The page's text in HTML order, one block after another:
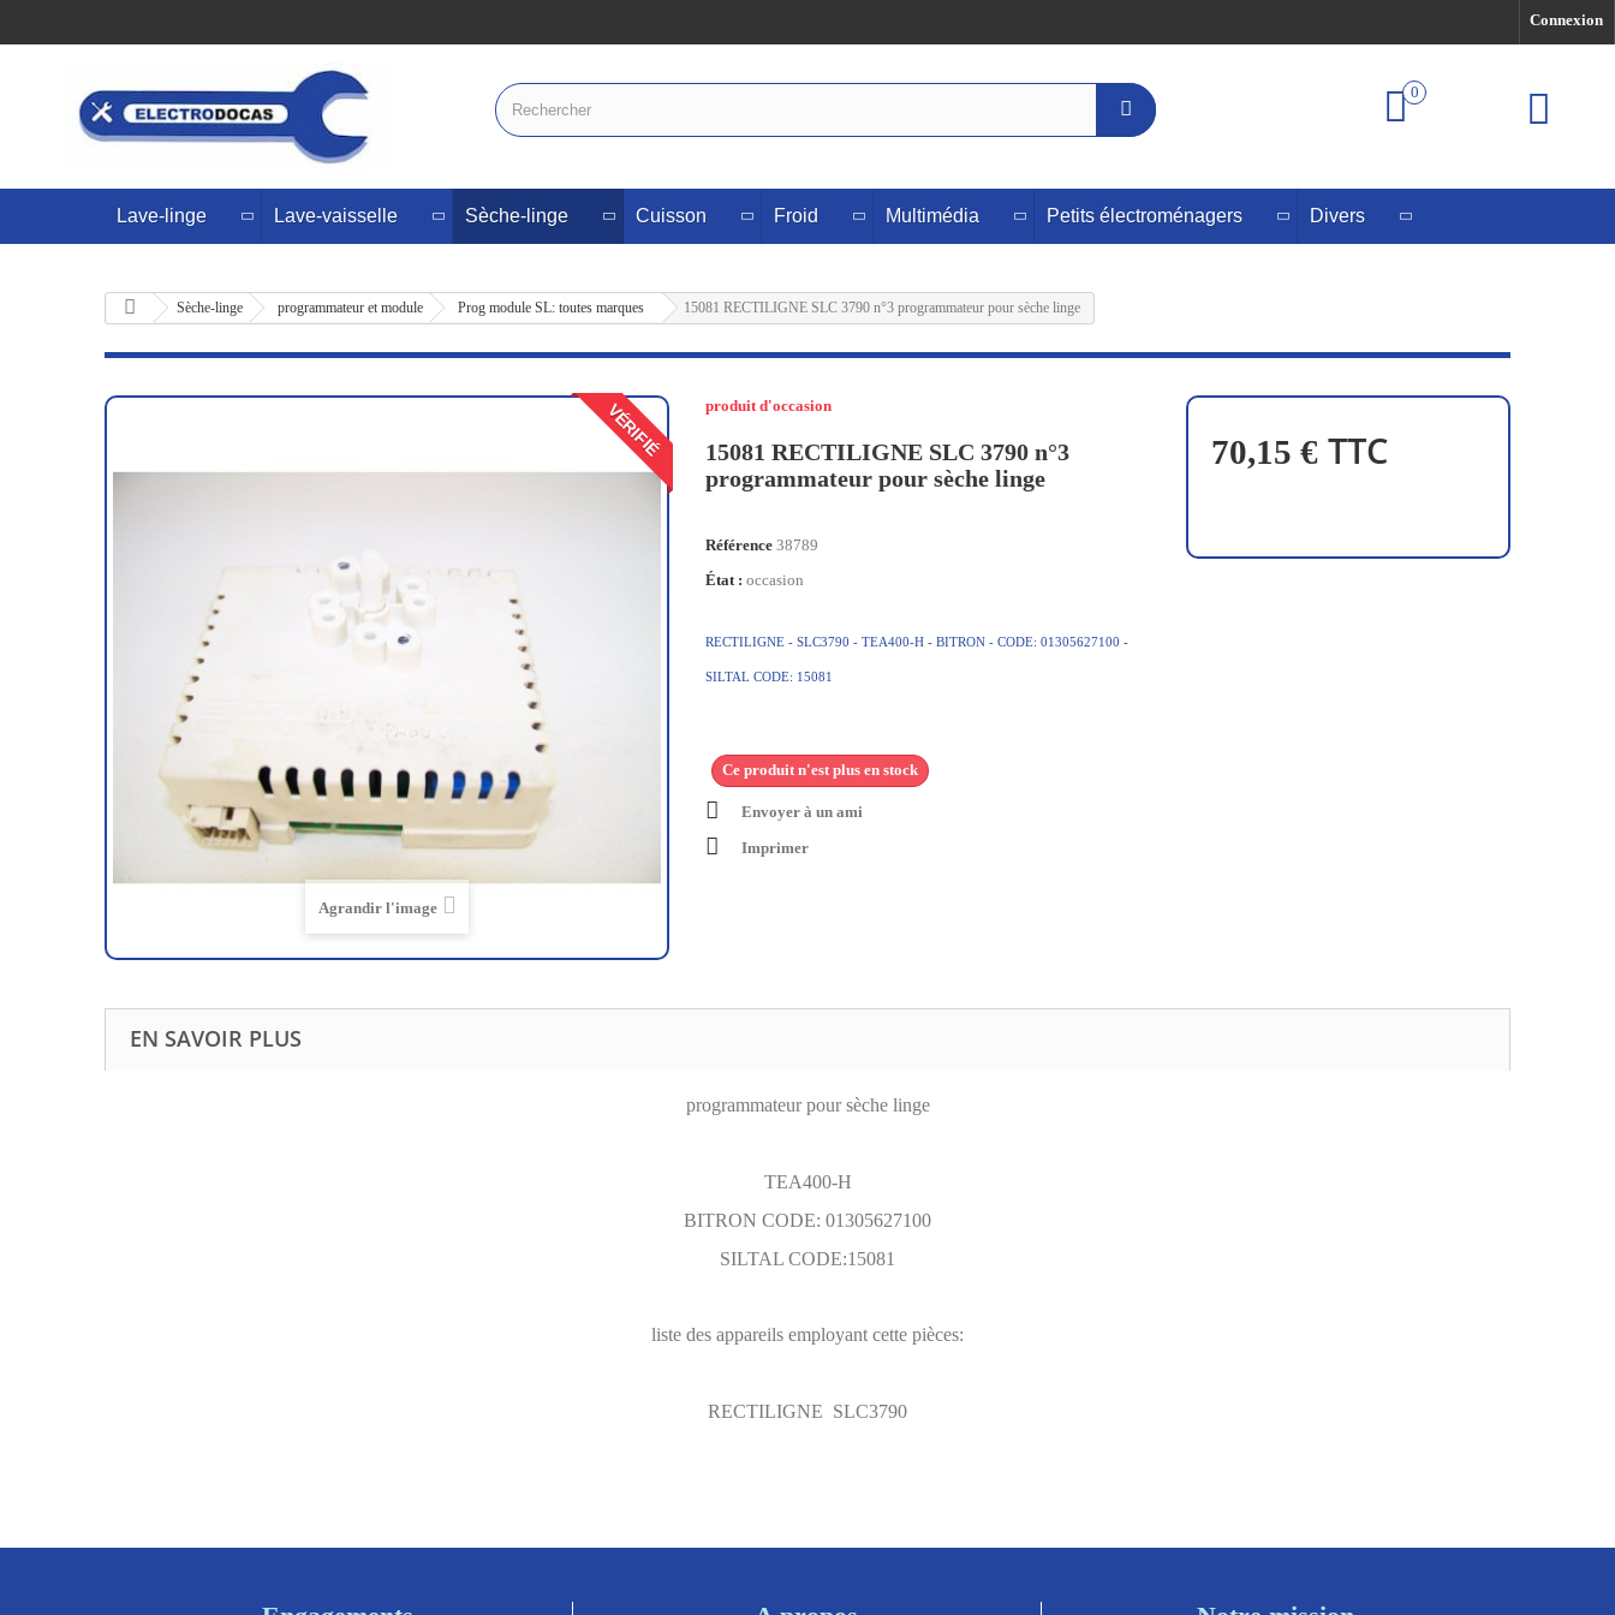
Connexion
0
Lave-linge Lave-vaisselle Sèche-linge Cuisson Froid Multimédia Petits électroménagers Divers
Sèche-linge programmateur et module Prog module SL: toutes marques 15081 RECTILIGNE SLC 3790 n°3 programmateur pour sèche linge
VÉRIFIÉ
Agrandir l'image
produit d'occasion
15081 RECTILIGNE SLC 3790 n°3
programmateur pour sèche linge
Référence 38789
État : occasion
RECTILIGNE - SLC3790 - TEA400-H - BITRON - CODE: 01305627100 -
SILTAL CODE: 15081
Ce produit n'est plus en stock
Envoyer à un ami
Imprimer
70,15 €TTC
EN SAVOIR PLUS
programmateur pour sèche linge
TEA400-H
BITRON CODE: 01305627100
SILTAL CODE:15081
liste des appareils employant cette pièces:
RECTILIGNE SLC3790